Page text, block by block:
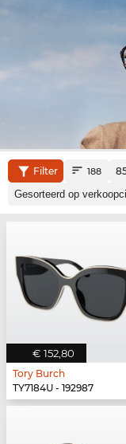
Filter 188
€ 152,80
Tory Burch
TY7184U - 192987